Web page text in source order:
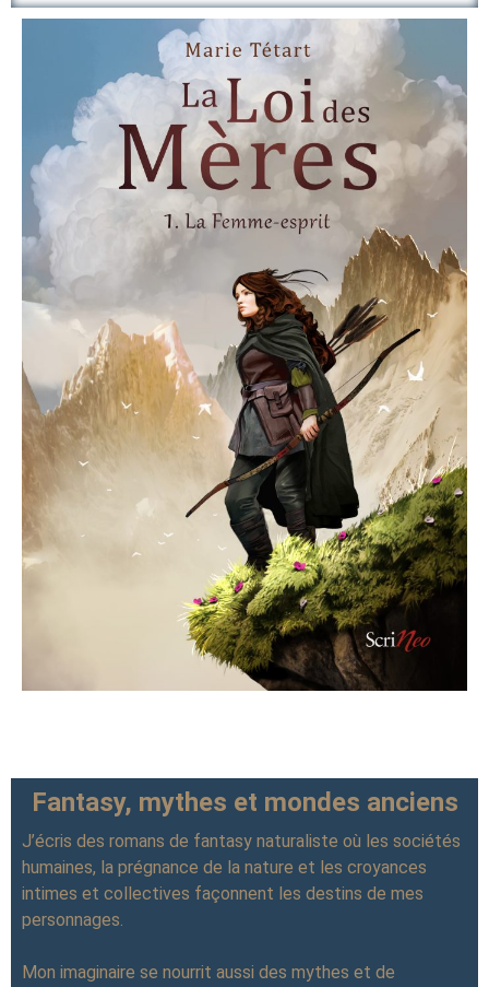
Fantasy, mythes et mondes anciens
J’écris des romans de fantasy naturaliste où les sociétés
humaines, la prégnance de la nature et les croyances
intimes et collectives façonnent les destins de mes
personnages.
Mon imaginaire se nourrit aussi des mythes et de